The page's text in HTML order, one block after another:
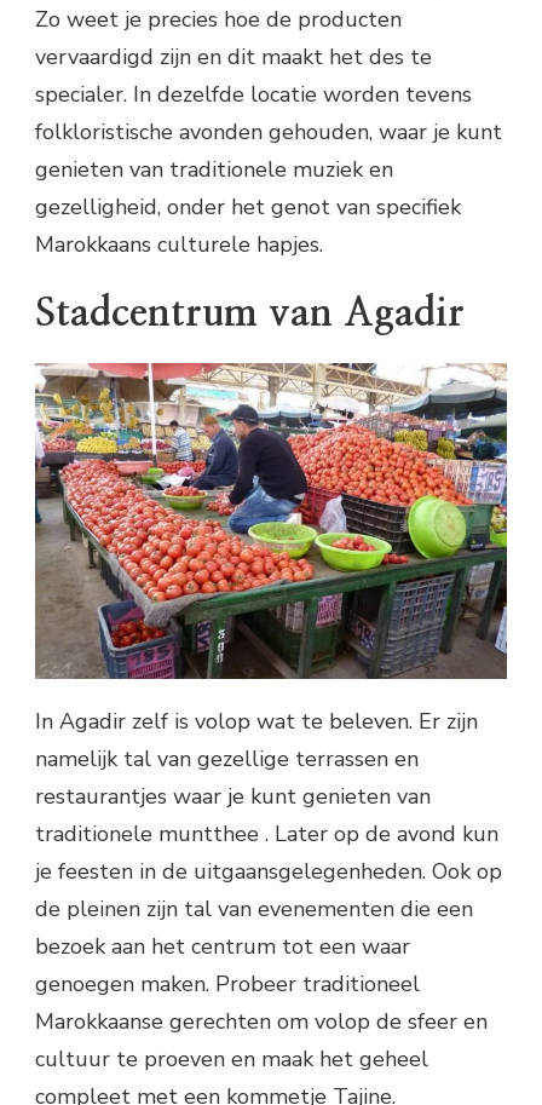
Zo weet je precies hoe de producten
vervaardigd zijn en dit maakt het des te
specialer. In dezelfde locatie worden tevens
folkloristische avonden gehouden, waar je kunt
genieten van traditionele muziek en
gezelligheid, onder het genot van specifiek
Marokkaans culturele hapjes.
Stadcentrum van Agadir
In Agadir zelf is volop wat te beleven. Er zijn
namelijk tal van gezellige terrassen en
restaurantjes waar je kunt genieten van
traditionele muntthee . Later op de avond kun
je feesten in de uitgaansgelegenheden. Ook op
de pleinen zijn tal van evenementen die een
bezoek aan het centrum tot een waar
genoegen maken. Probeer traditioneel
Marokkaanse gerechten om volop de sfeer en
cultuur te proeven en maak het geheel
compleet met een kommetje Tajine.